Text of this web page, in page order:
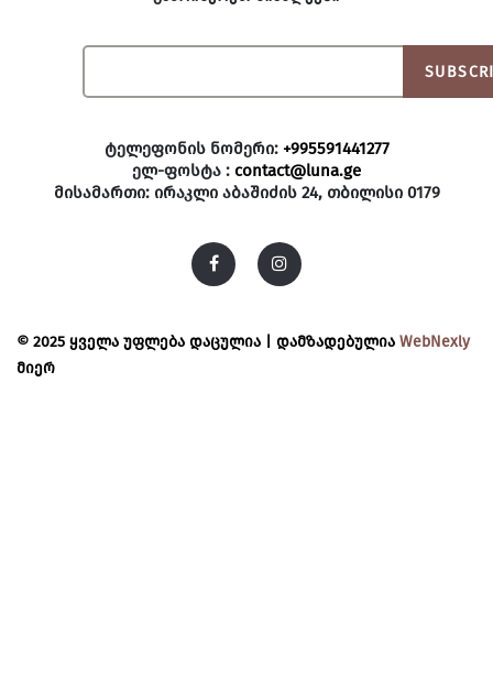
ტელეფონის ნომერი: +995591441277
ელ-ფოსტა : contact@luna.ge
მისამართი: ირაკლი აბაშიძის 24, თბილისი 0179
© 2025 ყველა უფლება დაცულია | დამზადებულია WebNexly
მიერ